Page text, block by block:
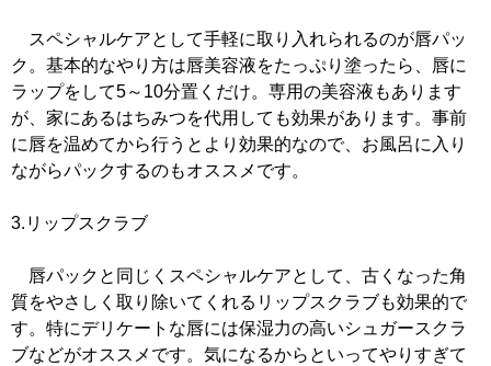
スペシャルケアとして手軽に取り入れられるのが唇パッ
ク。基本的なやり方は唇美容液をたっぷり塗ったら、唇に
ラップをして5～10分置くだけ。専用の美容液もあります
が、家にあるはちみつを代用しても効果があります。事前
に唇を温めてから行うとより効果的なので、お風呂に入り
ながらパックするのもオススメです。
3.リップスクラブ
唇パックと同じくスペシャルケアとして、古くなった角
質をやさしく取り除いてくれるリップスクラブも効果的で
す。特にデリケートな唇には保湿力の高いシュガースクラ
ブなどがオススメです。気になるからといってやりすぎて